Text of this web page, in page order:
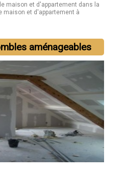
maison et d'appartement dans la
maison et d'appartement à
aménageables